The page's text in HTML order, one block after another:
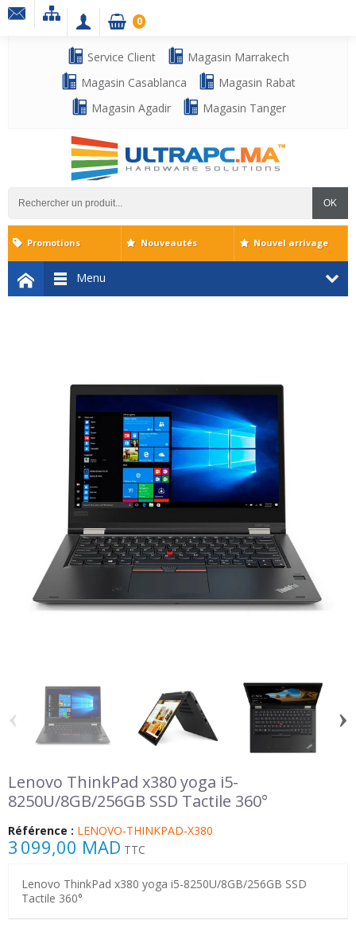
Service Client
Magasin Marrakech
Magasin Casablanca
Magasin Rabat
Magasin Agadir
Magasin Tanger
OK
0
Menu
Promotions Nouveautés Nouvel arrivage
‹ ›
Lenovo ThinkPad x380 yoga i5-
8250U/8GB/256GB SSD Tactile 360°
Référence : LENOVO-THINKPAD-X380
3 099,00 MAD TTC
Lenovo ThinkPad x380 yoga i5-8250U/8GB/256GB SSD
Tactile 360°